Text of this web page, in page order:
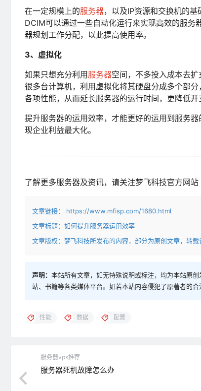
在一定规模上的服务器，以及IP资源和交换机的基
DCIM可以通过一些自动化运行来实现高效的服
器规划工作分配，以此提高使用率。
3、虚拟化
如果只想充分利用 服务器空间，不多投入成本去
很多台计算机，利用虚拟化将其硬盘分成多个部
各项性能，从而延长服务器的运行时间，更降低开
提升服务器的运用效率，才能更好的运用到服务
现企业利益最大化。
了解更多服务器及资讯，请关注梦飞科技官方网站
文章链接：
https://www.mfisp.com/1680.html
文章标题： 如何提升服务器运用效率
文章版权：梦飞科技所发布的内容，部分为原创文章，转
声明： 本站所有文章，如无特殊说明或标注，均为本站原
站、书籍等各类媒体平台。如若本站内容侵犯了原著者的合
性能 数据 配置
服务器vps推荐
服务器死机故障怎么办